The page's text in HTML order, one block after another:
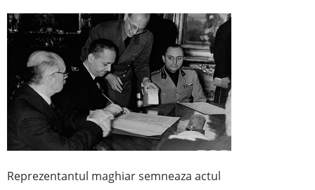
Reprezentantul maghiar semneaza actul